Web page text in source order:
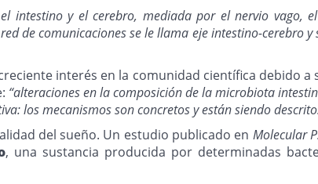
intestino y el cerebro, mediada por el nervio vago,
de comunicaciones se le llama eje intestino-cerebro
interés en la comunidad científica debido
“alteraciones en la composición de la microbiota
los mecanismos son concretos y están siendo
del sueño. Un estudio publicado en Molecular
, una sustancia producida por determinadas